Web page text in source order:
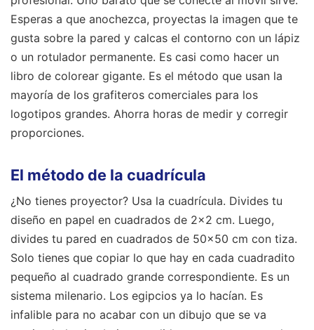
Esperas a que anochezca, proyectas la imagen que te
gusta sobre la pared y calcas el contorno con un lápiz
o un rotulador permanente. Es casi como hacer un
libro de colorear gigante. Es el método que usan la
mayoría de los grafiteros comerciales para los
logotipos grandes. Ahorra horas de medir y corregir
proporciones.
El método de la cuadrícula
¿No tienes proyector? Usa la cuadrícula. Divides tu
diseño en papel en cuadrados de 2x2 cm. Luego,
divides tu pared en cuadrados de 50x50 cm con tiza.
Solo tienes que copiar lo que hay en cada cuadradito
pequeño al cuadrado grande correspondiente. Es un
sistema milenario. Los egipcios ya lo hacían. Es
infalible para no acabar con un dibujo que se va